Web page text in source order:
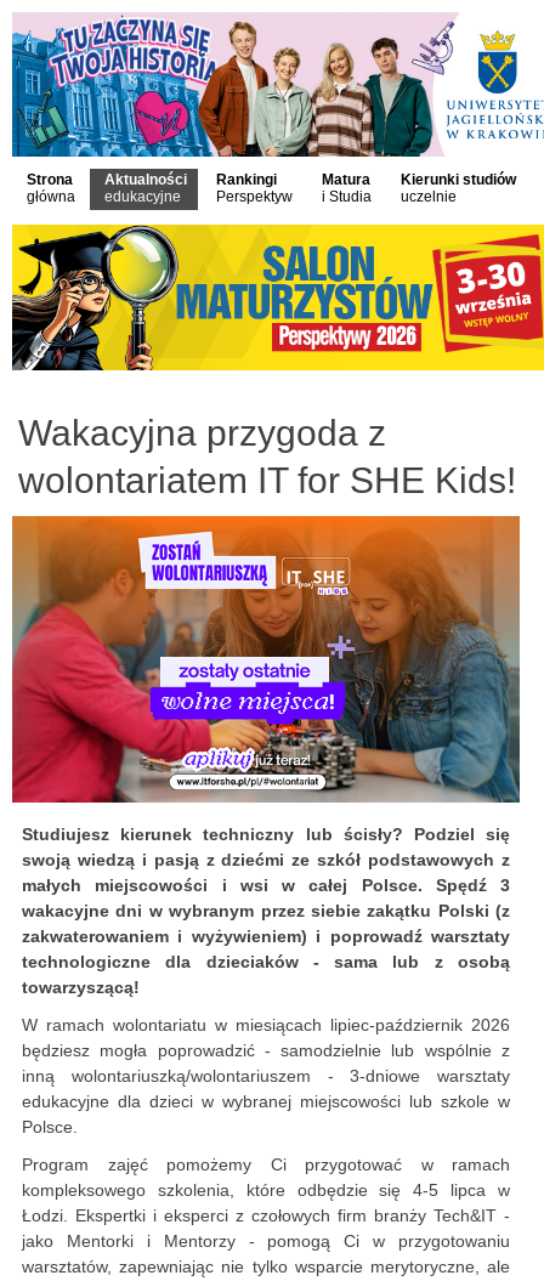
Strona
główna
Aktualności
edukacyjne
Rankingi
Perspektyw
Matura
i Studia
Kierunki studiów
uczelnie
Wakacyjna przygoda z
wolontariatem IT for SHE Kids!
Studiujesz kierunek techniczny lub ścisły? Podziel się
swoją wiedzą i pasją z dziećmi ze szkół podstawowych z
małych miejscowości i wsi w całej Polsce. Spędź 3
wakacyjne dni w wybranym przez siebie zakątku Polski (z
zakwaterowaniem i wyżywieniem) i poprowadź warsztaty
technologiczne dla dzieciaków - sama lub z osobą
towarzyszącą!
W ramach wolontariatu w miesiącach lipiec-październik 2026
będziesz mogła poprowadzić - samodzielnie lub wspólnie z
inną wolontariuszką/wolontariuszem - 3-dniowe warsztaty
edukacyjne dla dzieci w wybranej miejscowości lub szkole w
Polsce.
Program zajęć pomożemy Ci przygotować w ramach
kompleksowego szkolenia, które odbędzie się 4-5 lipca w
Łodzi. Ekspertki i eksperci z czołowych firm branży Tech&IT -
jako Mentorki i Mentorzy - pomogą Ci w przygotowaniu
warsztatów, zapewniając nie tylko wsparcie merytoryczne, ale